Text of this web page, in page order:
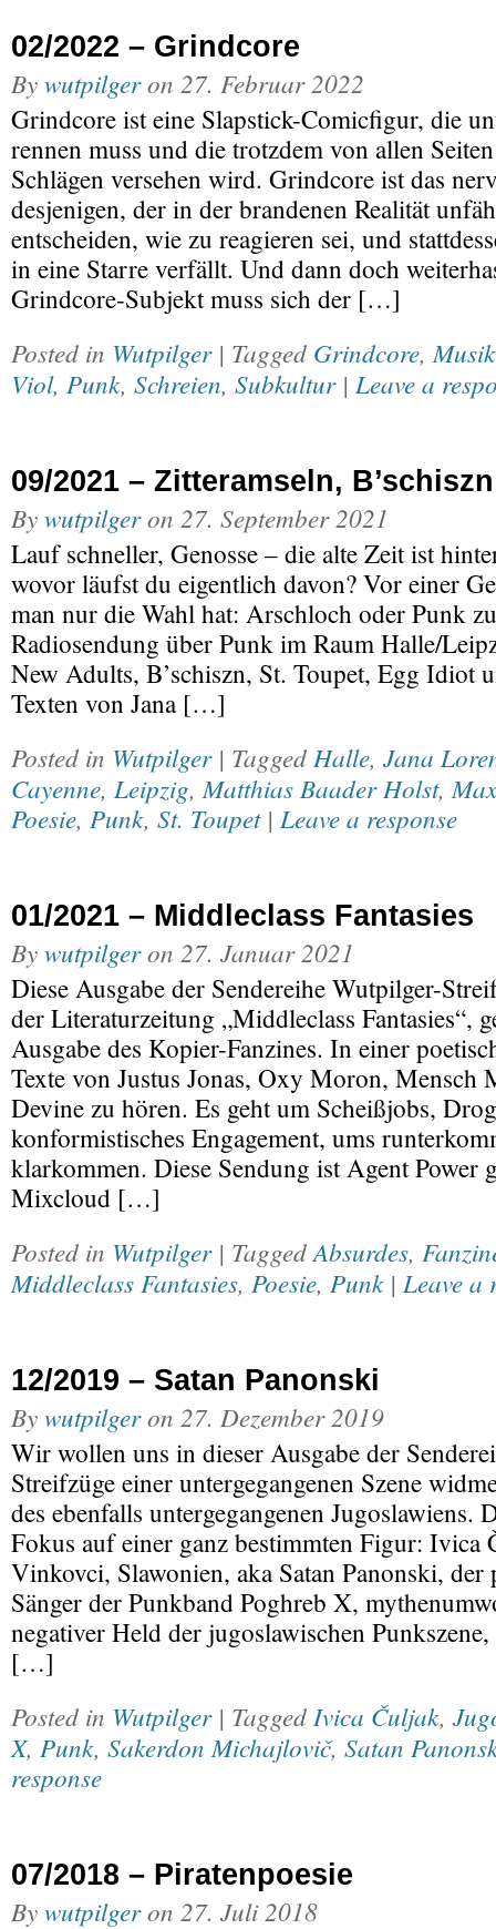
02/2022 – Grindcore
Bywutpilgeron 27. Februar 2022
Grindcore ist eine Slapstick-Comicfigur, die
rennen muss und die trotzdem von allen
Schlägen versehen wird. Grindcore ist das
desjenigen, der in der brandenen Realität
entscheiden, wie zu reagieren sei, und
in eine Starre verfällt. Und dann doch
Grindcore-Subjekt muss sich der […]
Posted in Wutpilger | Tagged Grindcore, Musik
Viol, Punk, Schreien, Subkultur| Leave a
09/2021 – Zitteramseln,
Bywutpilgeron 27. September 2021
Lauf schneller, Genosse – die alte Zeit ist
wovor läufst du eigentlich davon? Vor einer
man nur die Wahl hat: Arschloch oder Punk
Radiosendung über Punk im Raum Halle/
New Adults, B’schiszn, St. Toupet, Egg Idiot
Texten von Jana […]
Posted in Wutpilger | Tagged Halle, Jana
Cayenne, Leipzig, Matthias Baader Holst,
Poesie, Punk, St. Toupet| Leave a response
01/2021 – Middleclass Fantasies
Bywutpilgeron 27. Januar 2021
Diese Ausgabe der Sendereihe Wutpilger-
der Literaturzeitung „Middleclass Fantasies“,
Ausgabe des Kopier-Fanzines. In einer
Texte von Justus Jonas, Oxy Moron, Mensch
Devine zu hören. Es geht um Scheißjobs,
konformistisches Engagement, ums
klarkommen. Diese Sendung ist Agent Power
Mixcloud […]
Posted in Wutpilger | TaggedAbsurdes,
Middleclass Fantasies, Poesie, Punk| Leave a
12/2019 – Satan Panonski
Bywutpilgeron 27. Dezember 2019
Wir wollen uns in dieser Ausgabe der
Streifzüge einer untergegangenen Szene
des ebenfalls untergegangenen Jugoslawiens.
Fokus auf einer ganz bestimmten Figur: Ivica
Vinkovci, Slawonien, aka Satan Panonski, der
Sänger der Punkband Poghreb X,
negativer Held der jugoslawischen
[…]
Posted in Wutpilger | Tagged Ivica Čuljak,
X, Punk, Sakerdon Michajlovič, Satan
response
07/2018 – Piratenpoesie
Bywutpilgeron 27. Juli 2018